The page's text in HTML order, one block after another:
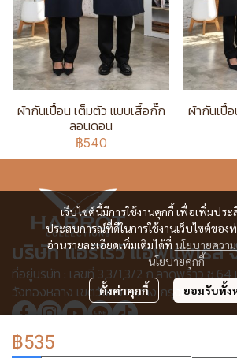
ผ้ากันเปื้อน เต็มตัว แบบเสื้อกั๊ก
ลอนดอน
฿540
ผ้ากันเปื้
฿535
เว็บไซต์นี้มีการใช้งานคุกกี้ เพื่อเพิ่มปร
ประสบการณ์ที่ดีในการใช้งานเว็บไซต์ของ
อ่านรายละเอียดเพิ่มเติมได้ที่ นโยบายควา
นโยบายคุกกี้
ตั้งค่าคุกกี้ ยอมรับทั้ง
บริษัท แอร์โรว์ แอพแพเรล
ที่อยู่บริษัท : เลขที่ 3,3/1,3/2 ก.ลาดพร้าว ซ
วังทองหลาง เขตวังทองหลาง กรุงเทพฯ